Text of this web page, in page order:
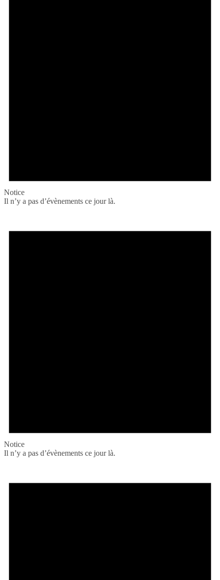
Notice
Il n’y a pas d’évènements ce jour là.
Notice
Il n’y a pas d’évènements ce jour là.